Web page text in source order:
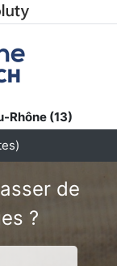
Rhône (13)
de
?